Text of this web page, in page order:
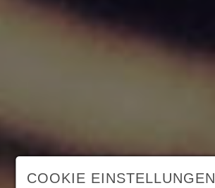
COOKIE EINSTELLUNGEN